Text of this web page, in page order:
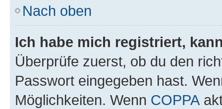
Nach oben
Ich habe mich registriert,
Überprüfe zuerst, ob du den
Passwort eingegeben hast.
Möglichkeiten. Wenn COPPA